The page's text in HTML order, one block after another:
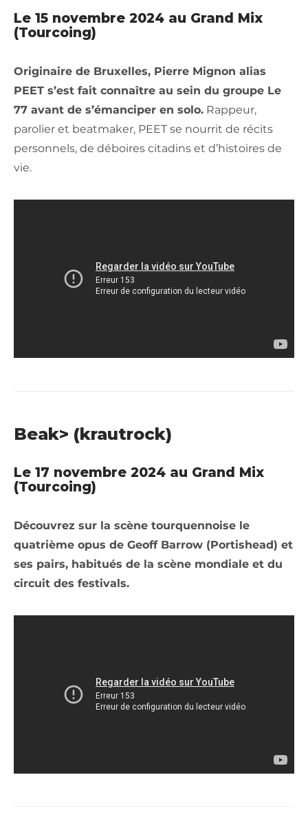
Le 15 novembre 2024 au Grand Mix
(Tourcoing)
Originaire de Bruxelles, Pierre Mignon alias
PEET s’est fait connaître au sein du groupe Le
77 avant de s’émanciper en solo. Rappeur,
parolier et beatmaker, PEET se nourrit de récits
personnels, de déboires citadins et d’histoires de
vie.
Beak> (krautrock)
Le 17 novembre 2024 au Grand Mix
(Tourcoing)
Découvrez sur la scène tourquennoise le
quatrième opus de Geoff Barrow (Portishead) et
ses pairs, habitués de la scène mondiale et du
circuit des festivals.